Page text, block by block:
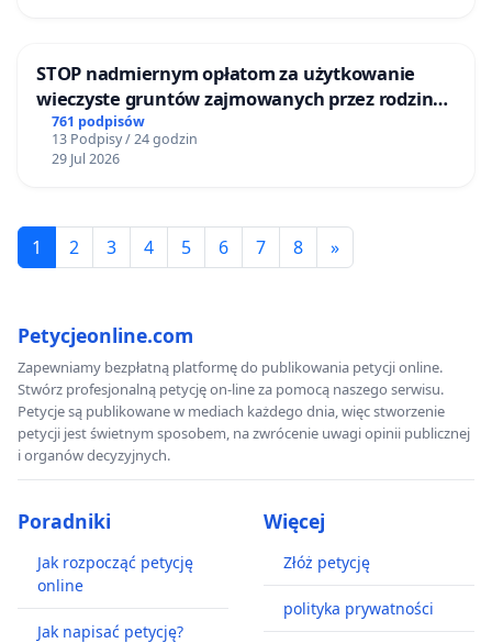
STOP nadmiernym opłatom za użytkowanie
wieczyste gruntów zajmowanych przez rodzinne
ogrody działkowe.
761 podpisów
13 Podpisy / 24 godzin
29 Jul 2026
1 2 3 4 5 6 7 8 »
Petycjeonline.com
Zapewniamy bezpłatną platformę do publikowania petycji online.
Stwórz profesjonalną petycję on-line za pomocą naszego serwisu.
Petycje są publikowane w mediach każdego dnia, więc stworzenie
petycji jest świetnym sposobem, na zwrócenie uwagi opinii publicznej
i organów decyzyjnych.
Poradniki
Jak rozpocząć petycję
online
Jak napisać petycję?
Więcej
Złóż petycję
polityka prywatności